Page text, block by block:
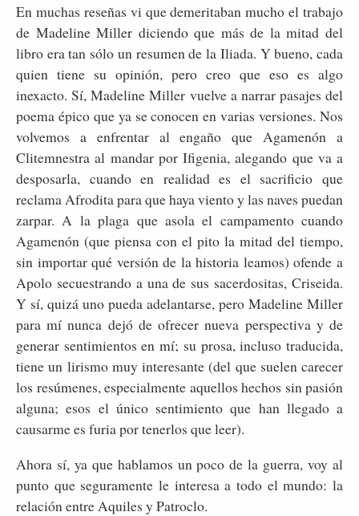
En muchas reseñas vi que demeritaban mucho el trabajo
de Madeline Miller diciendo que más de la mitad del
libro era tan sólo un resumen de la Iliada. Y bueno, cada
quien tiene su opinión, pero creo que eso es algo
inexacto. Sí, Madeline Miller vuelve a narrar pasajes del
poema épico que ya se conocen en varias versiones. Nos
volvemos a enfrentar al engaño que Agamenón a
Clitemnestra al mandar por Ifigenia, alegando que va a
desposarla, cuando en realidad es el sacrificio que
reclama Afrodita para que haya viento y las naves puedan
zarpar. A la plaga que asola el campamento cuando
Agamenón (que piensa con el pito la mitad del tiempo,
sin importar qué versión de la historia leamos) ofende a
Apolo secuestrando a una de sus sacerdositas, Criseida.
Y sí, quizá uno pueda adelantarse, pero Madeline Miller
para mí nunca dejó de ofrecer nueva perspectiva y de
generar sentimientos en mí; su prosa, incluso traducida,
tiene un lirismo muy interesante (del que suelen carecer
los resúmenes, especialmente aquellos hechos sin pasión
alguna; esos el único sentimiento que han llegado a
causarme es furia por tenerlos que leer).
Ahora sí, ya que hablamos un poco de la guerra, voy al
punto que seguramente le interesa a todo el mundo: la
relación entre Aquiles y Patroclo.